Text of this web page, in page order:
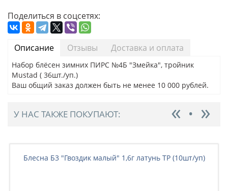
Поделиться в соцсетях:
Описание Отзывы Доставка и оплата
Набор блёсен зимних ПИРС №4Б "Змейка", тройник
Mustad ( 36шт./уп.)
Ваш общий заказ должен быть не менее 10 000 рублей.
У НАС ТАКЖЕ ПОКУПАЮТ:
Блесна Б3 "Гвоздик малый" 1,6г латунь ТР (10шт/уп)